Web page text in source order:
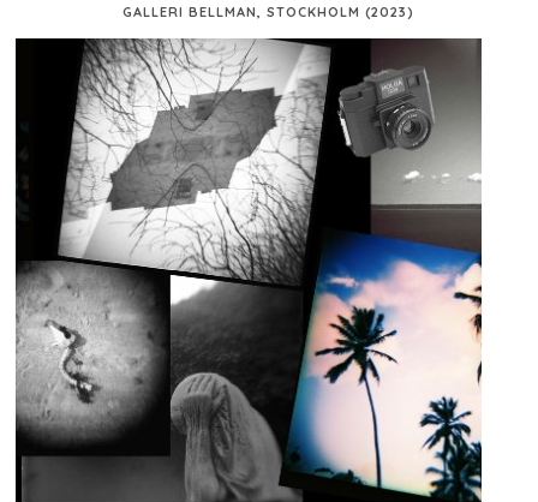
GALLERI BELLMAN, STOCKHOLM (2023)